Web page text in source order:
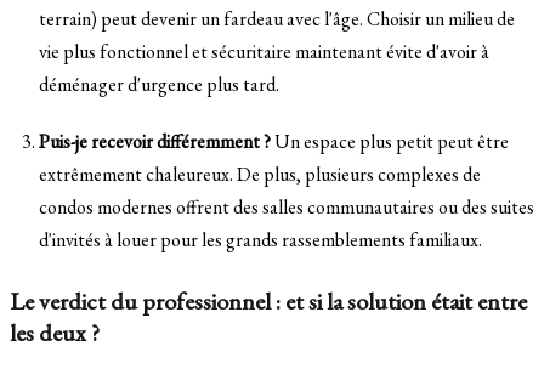
terrain) peut devenir un fardeau avec l'âge. Choisir un milieu de
vie plus fonctionnel et sécuritaire maintenant évite d'avoir à
déménager d'urgence plus tard.
Puis-je recevoir différemment ?Un espace plus petit peut être
extrêmement chaleureux. De plus, plusieurs complexes de
condos modernes offrent des salles communautaires ou des suites
d'invités à louer pour les grands rassemblements familiaux.
Le verdict du professionnel : et si la solution était entre
les deux ?